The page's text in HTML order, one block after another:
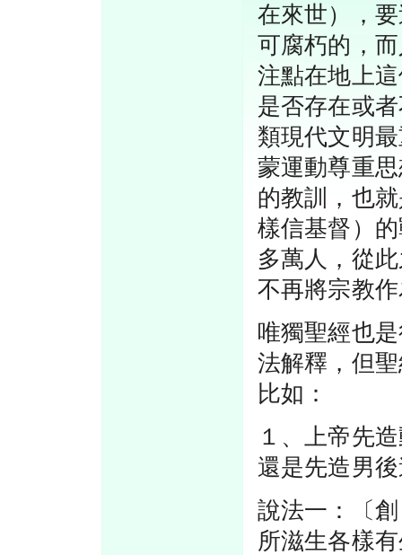
在來世），
可腐朽的，
注點在地上
是否存在或
類現代文明
蒙運動尊重
的教訓，也
樣信基督）
多萬人，從
不再將宗教
唯獨聖經也
法解釋，但
比如：
１、上帝先
還是先造男
說法一：〔
所滋生各樣